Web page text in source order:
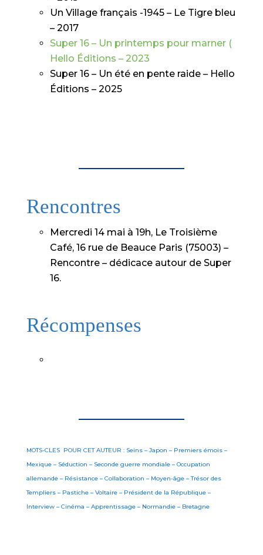
Un Village français -1945 – Le Tigre bleu
– 2017
Super 16 – Un printemps pour marner (
Hello Éditions – 2023
Super 16 – Un été en pente raide – Hello
Éditions – 2025
Rencontres
Mercredi 14 mai à 19h, Le Troisième
Café, 16 rue de Beauce Paris (75003) –
Rencontre – dédicace autour de Super
16.
Récompenses
MOTS-CLES POUR CET AUTEUR : Seins – Japon – Premiers émois –
Mexique – Séduction – Seconde guerre mondiale – Occupation
allemande – Résistance – Collaboration – Moyen-âge – Trésor des
Templiers – Pastiche – Voltaire – Président de la République –
Interview – Cinéma – Apprentissage – Normandie – Bretagne